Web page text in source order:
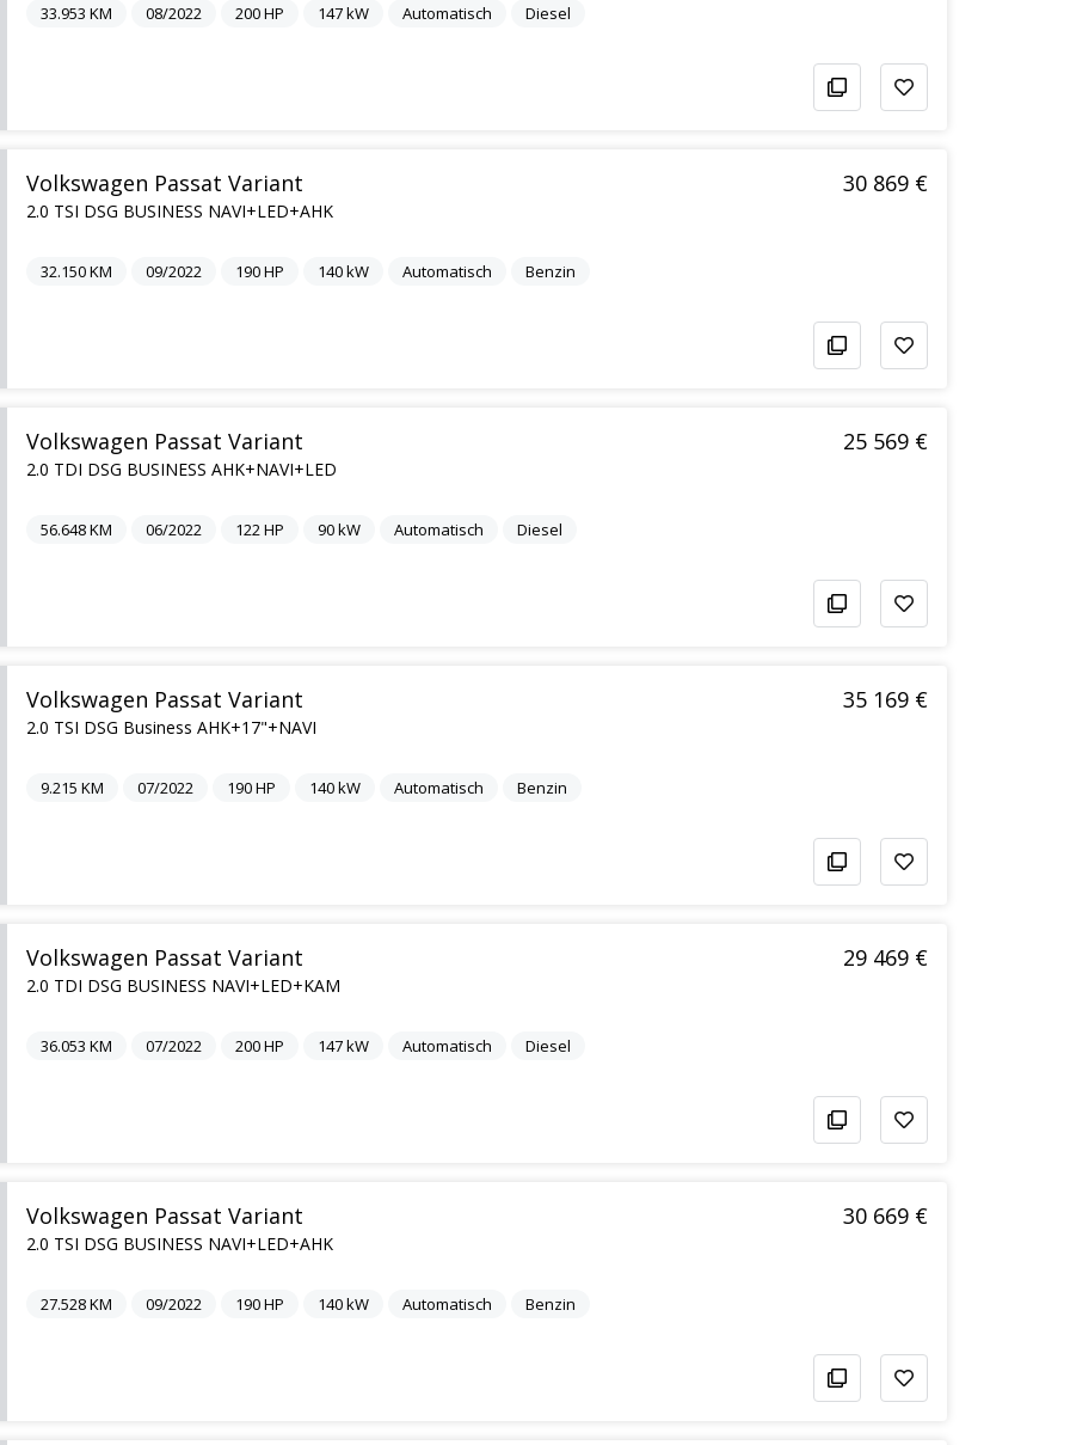
33.953 KM 08/2022 200HP 147kW Automatisch Diesel
Volkswagen Passat Variant
2.0 TSI DSG BUSINESS NAVI+LED+AHK
30 869 €
32.150KM 09/2022 190HP 140kW Automatisch Benzin
Volkswagen Passat Variant
2.0 TDI DSG BUSINESS AHK+NAVI+LED
25 569 €
56.648KM 06/2022 122 HP 90kW Automatisch Diesel
Volkswagen Passat Variant
2.0 TSI DSG Business AHK+17"+NAVI
35 169 €
9.215 KM 07/2022 190HP 140kW Automatisch Benzin
Volkswagen Passat Variant
2.0 TDI DSG BUSINESS NAVI+LED+KAM
29 469 €
36.053 KM 07/2022 200HP 147kW Automatisch Diesel
Volkswagen Passat Variant
2.0 TSI DSG BUSINESS NAVI+LED+AHK
30 669 €
27.528KM 09/2022 190HP 140kW Automatisch Benzin